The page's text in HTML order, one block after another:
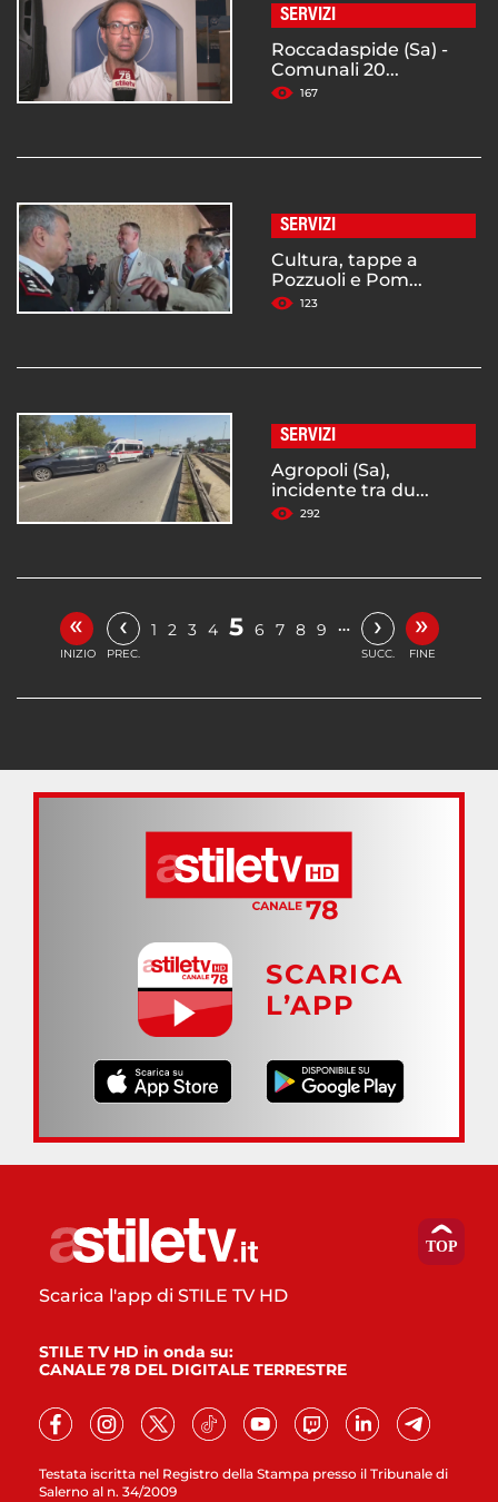
SERVIZI
Roccadaspide (Sa) -
Comunali 20...
167
SERVIZI
Cultura, tappe a
Pozzuoli e Pom...
123
SERVIZI
Agropoli (Sa),
incidente tra du...
292
«
INIZIO
‹
PREC.
1 2 3 4 5 6 7 8 9 … ›
SUCC.
»
FINE
SCARICA
L’APP
Testata iscritta nel Registro della Stampa presso il Tribunale di
Salerno al n. 34/2009
Scarica l'app di STILE TV HD
STILE TV HD in onda su:
CANALE 78 DEL DIGITALE TERRESTRE